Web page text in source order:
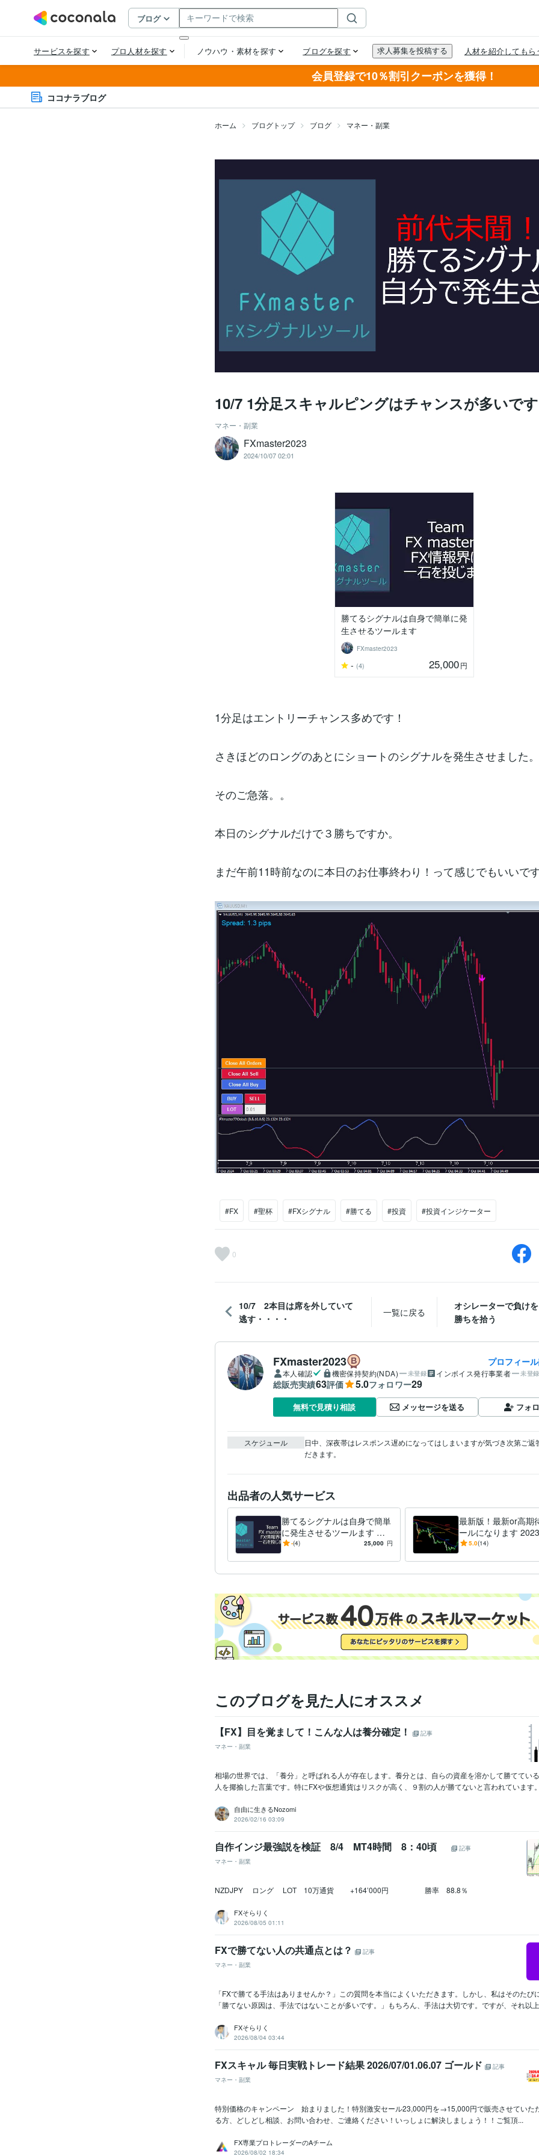
会員登録で10％割引クーポンを獲得！
ココナラブログ
ホーム ブログトップ ブログ マネー・副業
10/7 1分足スキャルピングはチャンスが多いで
マネー・副業
FXmaster2023
2024/10/07 02:01
勝てるシグナルは自身で簡単に発
生させるツールます
FXmaster2023
- (4) 25,000円
1分足はエントリーチャンス多めです！
さきほどのロングのあとにショートのシグナルを発生させました。
そのご急落。。
本日のシグナルだけで３勝ちですか。
まだ午前11時前なのに本日のお仕事終わり！って感じでもいいで
#FX #聖杯 #FXシグナル #勝てる #投資 #投資インジケーター
0
10/7 2本目は席を外していて
逃す・・・・
一覧に戻る
オシレーターで負け
勝ちを拾う
FXmaster2023 プロフィー
本人確認 機密保持契約(NDA) 未登録 インボイス発行事業者 未登録
総販売実績63評価 5.0フォロワー29
無料で見積り相談 メッセージを送る フォ
スケジュール
日中、深夜帯はレスポンス遅めになってはしまいますが気づき次第ご返
だきます。
出品者の人気サービス
勝てるシグナルは自身で簡単
に発生させるツールます 前
代未聞？勝てるシグナルを簡
-(4) 25,000 円
最新版！最新or高期
ールになります
リースしたツールと
5.0(14)
このブログを見た人にオススメ
【FX】目を覚まして！こんな人は養分確定！
記事
マネー・副業
相場の世界では、「養分」と呼ばれる人が存在します。養分とは、自らの資産を溶かして勝ててい
人を揶揄した言葉です。特にFXや仮想通貨はリスクが高く、９割の人が勝てないと言われています
自由に生きるNozomi
2026/02/16 03:09
自作インジ最強説を検証 8/4 MT4時間 8：40頃
記事
マネー・副業
NZDJPY ロング LOT 10万通貨 +164’000円 勝率 88.8％
FXそらりく
2026/08/05 01:11
FXで勝てない人の共通点とは？
記事
マネー・副業
「FXで勝てる手法はありませんか？」この質問を本当によくいただきます。しかし、私はそのたび
「勝てない原因は、手法ではないことが多いです。」もちろん、手法は大切です。ですが、それ以
FXそらりく
2026/08/04 03:44
FXスキャル 毎日実戦トレード結果 2026/07/01.06.07 ゴールド
記事
マネー・副業
特別価格のキャンペーン 始まりました！特別激安セール23,000円を→15,000円で販売させていた
る方、どしどし相談、お問い合わせ、ご連絡ください！いっしょに解決しましょう！！ご覧頂...
FX専業プロトレーダーのAチーム
2026/08/02 18:34